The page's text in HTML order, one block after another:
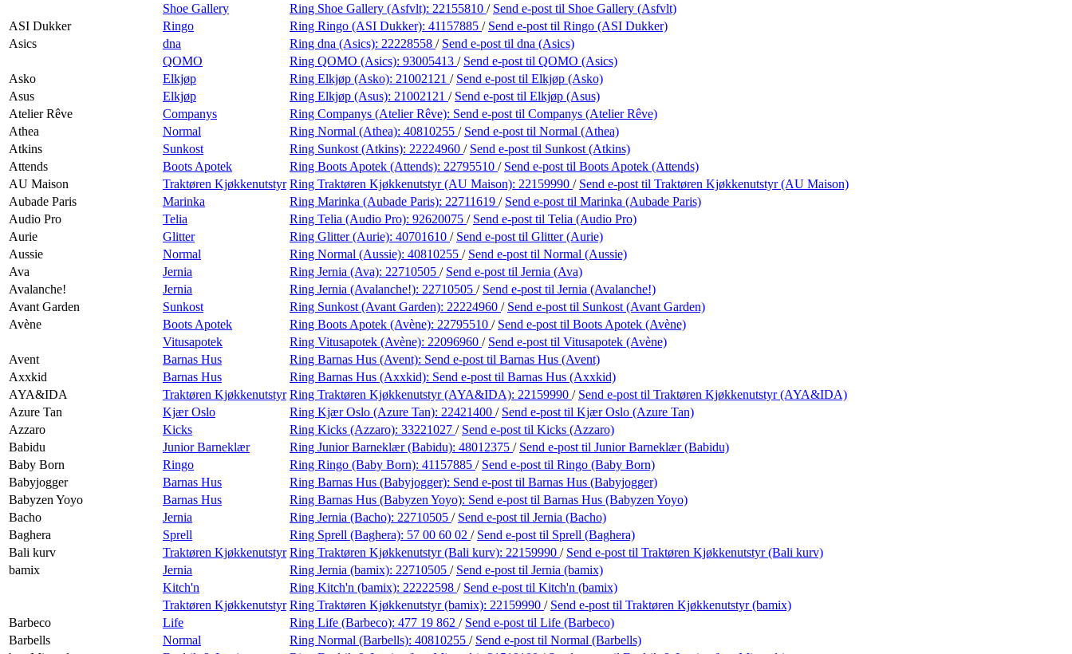
Shoe Gallery
Ring Shoe Gallery (Asfvlt): 22155810 / Send e-post til Shoe Gallery (Asfvlt)
ASI Dukker
Ringo Ring Ringo (ASI Dukker): 41157885 / Send e-post til Ringo (ASI Dukker)
Asics
dna Ring dna (Asics): 22228558 / Send e-post til dna (Asics)
QOMO
Ring QOMO (Asics): 93005413 / Send e-post til QOMO (Asics)
Asko
Elkjøp Ring Elkjøp (Asko): 21002121 / Send e-post til Elkjøp (Asko)
Asus
Elkjøp Ring Elkjøp (Asus): 21002121 / Send e-post til Elkjøp (Asus)
Atelier Rêve
Companys Ring Companys (Atelier Rêve): Send e-post til Companys (Atelier Rêve)
Athea
Normal Ring Normal (Athea): 40810255 / Send e-post til Normal (Athea)
Atkins
Sunkost Ring Sunkost (Atkins): 22224960 / Send e-post til Sunkost (Atkins)
Attends
Boots Apotek Ring Boots Apotek (Attends): 22795510 / Send e-post til Boots Apotek (Attends)
AU Maison
Traktøren Kjøkkenutstyr Ring Traktøren Kjøkkenutstyr (AU Maison): 22159990 / Send e-post til Traktøren Kjøkkenutstyr (AU Maison)
Aubade Paris
Marinka Ring Marinka (Aubade Paris): 22711619 / Send e-post til Marinka (Aubade Paris)
Audio Pro
Telia Ring Telia (Audio Pro): 92620075 / Send e-post til Telia (Audio Pro)
Aurie
Glitter Ring Glitter (Aurie): 40701610 / Send e-post til Glitter (Aurie)
Aussie
Normal Ring Normal (Aussie): 40810255 / Send e-post til Normal (Aussie)
Ava
Jernia Ring Jernia (Ava): 22710505 / Send e-post til Jernia (Ava)
Avalanche!
Jernia Ring Jernia (Avalanche!): 22710505 / Send e-post til Jernia (Avalanche!)
Avant Garden
Sunkost Ring Sunkost (Avant Garden): 22224960 / Send e-post til Sunkost (Avant Garden)
Avène
Boots Apotek Ring Boots Apotek (Avène): 22795510 / Send e-post til Boots Apotek (Avène)
Vitusapotek
Ring Vitusapotek (Avène): 22096960 / Send e-post til Vitusapotek (Avène)
Avent
Barnas Hus Ring Barnas Hus (Avent): Send e-post til Barnas Hus (Avent)
Axxkid
Barnas Hus Ring Barnas Hus (Axxkid): Send e-post til Barnas Hus (Axxkid)
AYA&IDA
Traktøren Kjøkkenutstyr Ring Traktøren Kjøkkenutstyr (AYA&IDA): 22159990 / Send e-post til Traktøren Kjøkkenutstyr (AYA&IDA)
Azure Tan
Kjær Oslo Ring Kjær Oslo (Azure Tan): 22421400 / Send e-post til Kjær Oslo (Azure Tan)
Azzaro
Kicks Ring Kicks (Azzaro): 33221027 / Send e-post til Kicks (Azzaro)
Babidu
Junior Barneklær Ring Junior Barneklær (Babidu): 48012375 / Send e-post til Junior Barneklær (Babidu)
Baby Born
Ringo Ring Ringo (Baby Born): 41157885 / Send e-post til Ringo (Baby Born)
Babyjogger
Barnas Hus Ring Barnas Hus (Babyjogger): Send e-post til Barnas Hus (Babyjogger)
Babyzen Yoyo
Barnas Hus Ring Barnas Hus (Babyzen Yoyo): Send e-post til Barnas Hus (Babyzen Yoyo)
Bacho
Jernia Ring Jernia (Bacho): 22710505 / Send e-post til Jernia (Bacho)
Baghera
Sprell Ring Sprell (Baghera): 57 00 60 02 / Send e-post til Sprell (Baghera)
Bali kurv
Traktøren Kjøkkenutstyr Ring Traktøren Kjøkkenutstyr (Bali kurv): 22159990 / Send e-post til Traktøren Kjøkkenutstyr (Bali kurv)
bamix
Jernia Ring Jernia (bamix): 22710505 / Send e-post til Jernia (bamix)
Kitch'n
Ring Kitch'n (bamix): 22222598 / Send e-post til Kitch'n (bamix)
Traktøren Kjøkkenutstyr Ring Traktøren Kjøkkenutstyr (bamix): 22159990 / Send e-post til Traktøren Kjøkkenutstyr (bamix)
Barbeco
Life Ring Life (Barbeco): 477 19 862 / Send e-post til Life (Barbeco)
Barbells
Normal Ring Normal (Barbells): 40810255 / Send e-post til Normal (Barbells)